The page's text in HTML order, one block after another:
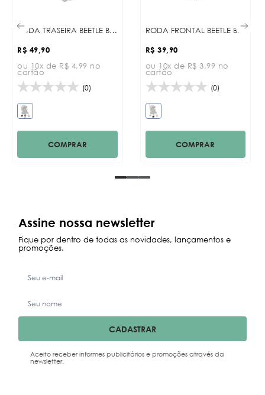
RODA TRASEIRA BEETLE BLACK
R$ 49,90
ou 10x de R$ 4,99 no
cartão
(0)
COMPRAR
RODA FRONTAL BEETLE BLACK
R$ 39,90
ou 10x de R$ 3,99 no
cartão
(0)
COMPRAR
Assine nossa newsletter
Fique por dentro de todas as novidades, lançamentos e
promoções.
CADASTRAR
Aceito receber informes publicitários e promoções através da
newsletter.